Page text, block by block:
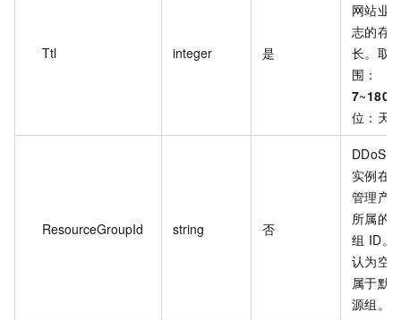
Ttl integer 是
网站业
志的存
长。取
围：
7~180
位：天
ResourceGroupId string 否
DDoS
实例在
管理产
所属的
组 ID。
认为空
属于默
源组。